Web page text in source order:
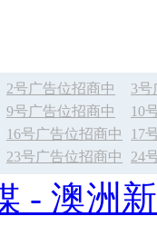
2号广告位招商中 3号
9号广告位招商中 10
16号广告位招商中 17
23号广告位招商中 24
- 澳洲